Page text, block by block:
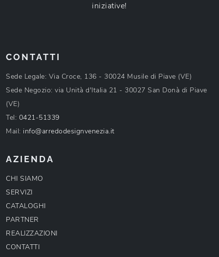
iniziative!
CONTATTI
Sede Legale: Via Croce, 136 - 30024 Musile di Piave (VE)
Sede Negozio: via Unità d'Italia 21 - 30027 San Donà di Piave
(VE)
Tel: 0421-51339
Mail: info@arredodesignvenezia.it
AZIENDA
CHI SIAMO
SERVIZI
CATALOGHI
PARTNER
REALIZZAZIONI
CONTATTI